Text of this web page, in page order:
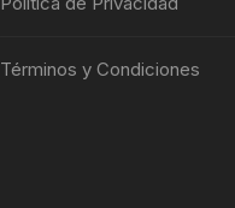
Términos y Condiciones